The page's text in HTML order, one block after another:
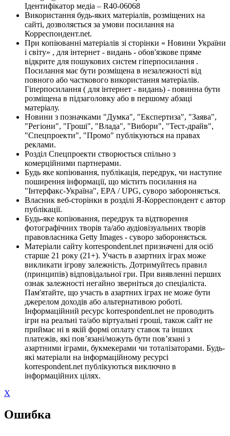
Ідентифікатор медіа – R40-06068
Використання будь-яких матеріалів, розміщених на
сайті, дозволяється за умови посилання на
Корреспондент.net.
При копіюванні матеріалів зі сторінки « Новини України
і світу» , для інтернет - видань - обов'язкове пряме
відкрите для пошукових систем гіперпосилання .
Посилання має бути розміщена в незалежності від
повного або часткового використання матеріалів.
Гіперпосилання ( для інтернет - видань) - повинна бути
розміщена в підзаголовку або в першому абзаці
матеріалу.
Новини з позначками "Думка", "Експертиза", "Заява",
"Регіони", "Гроші", "Влада", "Вибори", "Тест-драйв",
"Спецпроекти", "Промо" публікуються на правах
реклами.
Розділ Спецпроекти створюється спільно з
комерційними партнерами.
Будь яке копіювання, публікація, передрук, чи наступне
поширення інформації, що містить посилання на
"Інтерфакс-Україна", EPA / UPG, суворо забороняється.
Власник веб-сторінки в розділі Я-Корреспондент є автор
публікації.
Будь-яке копіювання, передрук та відтворення
фотографічних творів та/або аудіовізуальних творів
правовласника Getty Images - суворо забороняється.
Матеріали сайту korrespondent.net призначені для осіб
старше 21 року (21+). Участь в азартних іграх може
викликати ігрову залежність. Дотримуйтесь правил
(принципів) відповідальної гри. При виявленні перших
ознак залежності негайно зверніться до спеціаліста.
Пам'ятайте, що участь в азартних іграх не може бути
джерелом доходів або альтернативою роботі.
Інформаційний ресурс korrespondent.net не проводить
ігри на реальні та/або віртуальні гроші, також сайт не
приймає ні в якій формі оплату ставок та інших
платежів, які пов’язані/можуть бути пов’язані з
азартними іграми, букмекерами чи тоталізаторами. Будь-
які матеріали на інформаційному ресурсі
korrespondent.net публікуються виключно в
інформаційних цілях.
X
Ошибка